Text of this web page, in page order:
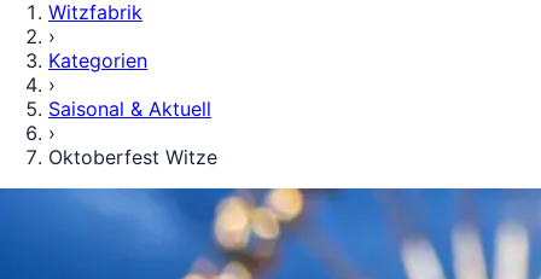
Witzfabrik
›
Kategorien
›
Saisonal & Aktuell
›
Oktoberfest Witze